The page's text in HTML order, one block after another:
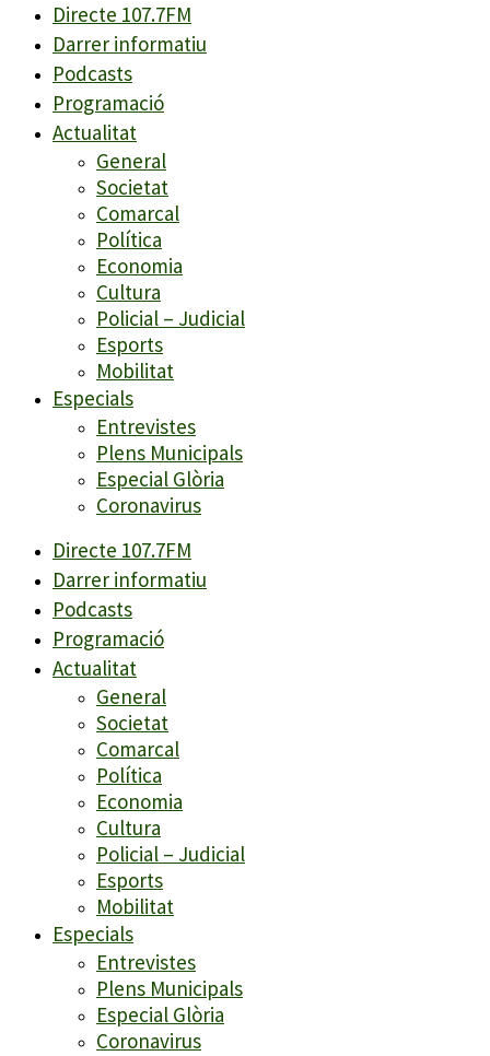
Directe 107.7FM
Darrer informatiu
Podcasts
Programació
Actualitat
General
Societat
Comarcal
Política
Economia
Cultura
Policial – Judicial
Esports
Mobilitat
Especials
Entrevistes
Plens Municipals
Especial Glòria
Coronavirus
Directe 107.7FM
Darrer informatiu
Podcasts
Programació
Actualitat
General
Societat
Comarcal
Política
Economia
Cultura
Policial – Judicial
Esports
Mobilitat
Especials
Entrevistes
Plens Municipals
Especial Glòria
Coronavirus